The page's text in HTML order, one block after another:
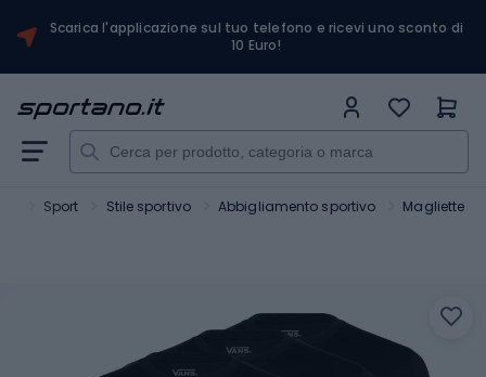
Scarica l'applicazione sul tuo telefono e ricevi uno sconto di
10 Euro!
Sport Stile sportivo Abbigliamento sportivo Magliette